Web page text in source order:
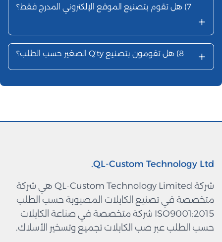
7) هل تقوم بتصنيع الموقع الإلكتروني المدرج فقط؟
+
8) هل تقومون بتصنيع Q'ty الصغير حسب الطلب؟ +
QL-Custom Technology Ltd.
شركة QL-Custom Technology Limited هي شركة
متخصصة في تصنيع الكابلات المصبوبة حسب الطلب
ISO9001:2015 شركة متخصصة في صناعة الكابلات
حسب الطلب عبر صب الكابلات تجميع وتسخير الأسلاك.